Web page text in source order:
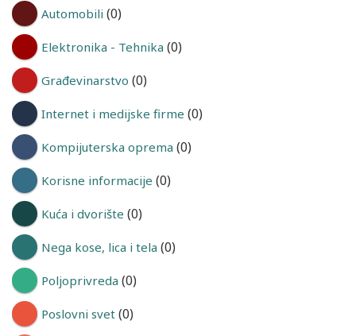
Automobili (0)
Elektronika - Tehnika (0)
Građevinarstvo (0)
Internet i medijske firme (0)
Kompijuterska oprema (0)
Korisne informacije (0)
Kuća i dvorište (0)
Nega kose, lica i tela (0)
Poljoprivreda (0)
Poslovni svet (0)